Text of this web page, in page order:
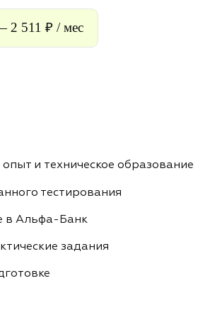
2 511 ₽ / мес
и техническое образование
тестирования
в Альфа-Банк
задания